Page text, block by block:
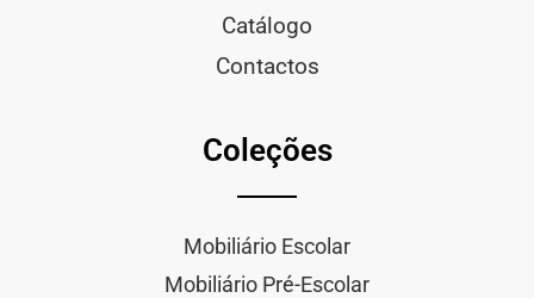
Catálogo
Contactos
Coleções
Mobiliário Escolar
Mobiliário Pré-Escolar